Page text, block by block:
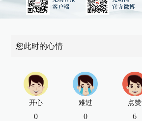
您此时的心情
开心
0
难过
0
点赞
6